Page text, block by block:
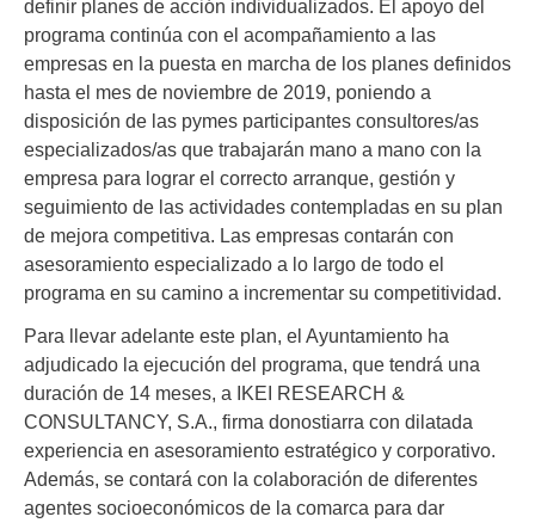
definir planes de acción individualizados. El apoyo del
programa continúa con el acompañamiento a las
empresas en la puesta en marcha de los planes definidos
hasta el mes de noviembre de 2019, poniendo a
disposición de las pymes participantes consultores/as
especializados/as que trabajarán mano a mano con la
empresa para lograr el correcto arranque, gestión y
seguimiento de las actividades contempladas en su plan
de mejora competitiva. Las empresas contarán con
asesoramiento especializado a lo largo de todo el
programa en su camino a incrementar su competitividad.
Para llevar adelante este plan, el Ayuntamiento ha
adjudicado la ejecución del programa, que tendrá una
duración de 14 meses, a IKEI RESEARCH &
CONSULTANCY, S.A., firma donostiarra con dilatada
experiencia en asesoramiento estratégico y corporativo.
Además, se contará con la colaboración de diferentes
agentes socioeconómicos de la comarca para dar